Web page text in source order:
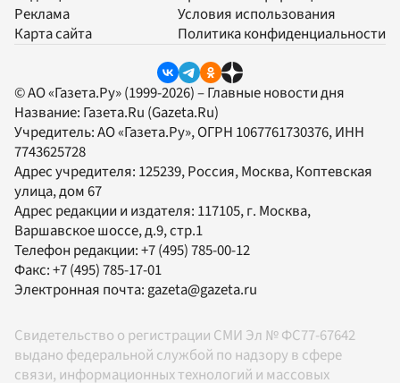
Реклама
Карта сайта
Условия использования
Политика конфиденциальности
© АО «Газета.Ру» (1999-2026) – Главные новости дня
Название: Газета.Ru (Gazeta.Ru)
Учредитель:АО «Газета.Ру», ОГРН 1067761730376, ИНН
7743625728
Адрес учредителя: 125239, Россия, Москва, Коптевская
улица, дом 67
Адрес редакции и издателя: 117105, г. Москва,
Варшавское шоссе, д.9, стр.1
Телефон редакции:+7 (495) 785-00-12
Факс:+7 (495) 785-17-01
Электронная почта: gazeta@gazeta.ru
Свидетельство о регистрации СМИ Эл № ФС77-67642
выдано федеральной службой по надзору в сфере
связи, информационных технологий и массовых